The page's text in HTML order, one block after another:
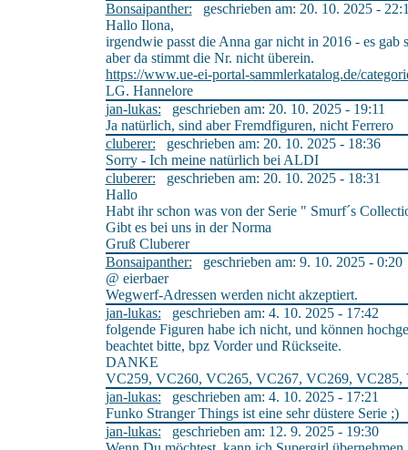
Bonsaipanther: geschrieben am: 20. 10. 2025 -
Hallo Ilona,
irgendwie passt die Anna gar nicht in 2016 - es gab
aber da stimmt die Nr. nicht überein.
https://www.ue-ei-portal-sammlerkatalog.de/
LG. Hannelore
jan-lukas: geschrieben am: 20. 10. 2025 - 19:11
Ja natürlich, sind aber Fremdfiguren, nicht Ferrero
cluberer: geschrieben am: 20. 10. 2025 - 18:36
Sorry - Ich meine natürlich bei ALDI
cluberer: geschrieben am: 20. 10. 2025 - 18:31
Hallo
Habt ihr schon was von der Serie " Smurf´s
Gibt es bei uns in der Norma
Gruß Cluberer
Bonsaipanther: geschrieben am: 9. 10. 2025 - 0:20
@ eierbaer
Wegwerf-Adressen werden nicht akzeptiert.
jan-lukas: geschrieben am: 4. 10. 2025 - 17:42
folgende Figuren habe ich nicht, und können
beachtet bitte, bpz Vorder und Rückseite.
DANKE
VC259, VC260, VC265, VC267, VC269, VC285,
jan-lukas: geschrieben am: 4. 10. 2025 - 17:21
Funko Stranger Things ist eine sehr düstere Serie ;)
jan-lukas: geschrieben am: 12. 9. 2025 - 19:30